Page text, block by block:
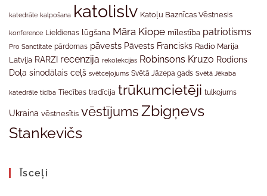
katedrāle kalpošana katolislv Katoļu Baznīcas Vēstnesis
konference Lieldienas lūgšana Māra Kiope mīlestība patriotisms
Pro Sanctitate pārdomas pāvests Pāvests Francisks Radio Marija
Latvija RARZI recenzija rekolekcijas Robinsons Kruzo Rodions
Doļa sinodālais ceļš svētceļojums Svētā Jāzepa gads Svētā Jēkaba
katedrāle ticība Tiecības tradīcija trūkumcietēji tulkojums
Ukraina vēstnesītis vēstījumsZbigņevs
Stankevičs
Īsceļi